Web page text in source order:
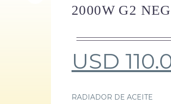
2000W G2
USD
RADIADOR DE ACEITE